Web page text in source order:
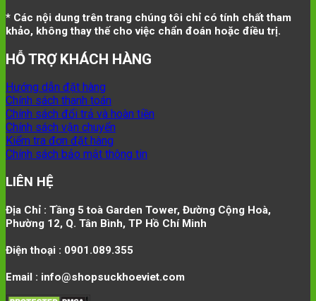
* Các nội dung trên trang chúng tôi chỉ có tính chất tham
khảo, không thay thế cho việc chẩn đoán hoặc điều trị.
HỖ TRỢ KHÁCH HÀNG
Hướng dẫn đặt hàng
Chính sách thanh toán
Chính sách đổi trả và hoàn tiền
Chính sách vận chuyển
Kiểm tra đơn đặt hàng
Chính sách bảo mật thông tin
LIÊN HỆ
Địa Chỉ : Tầng 5 toà Garden Tower, Đường Cộng Hoà,
Phường 12, Q. Tân Bình, TP Hồ Chí Minh
Điện thoại : 0901.089.355
Email : info@shopsuckhoeviet.com